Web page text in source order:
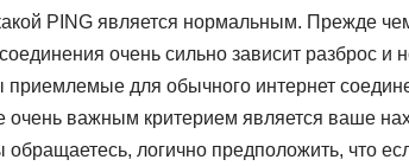
PING является нормальным. Прежде
очень сильно зависит разброс и
для обычного интернет
очень важным критерием является ваше
обращаетесь, логично предположить, что